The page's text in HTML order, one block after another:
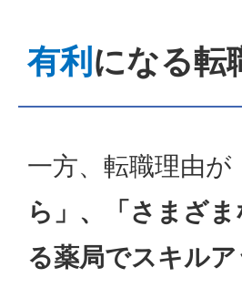
有利 になる転
一方、転職理由が
ら」、「さまざ
る薬局でスキル